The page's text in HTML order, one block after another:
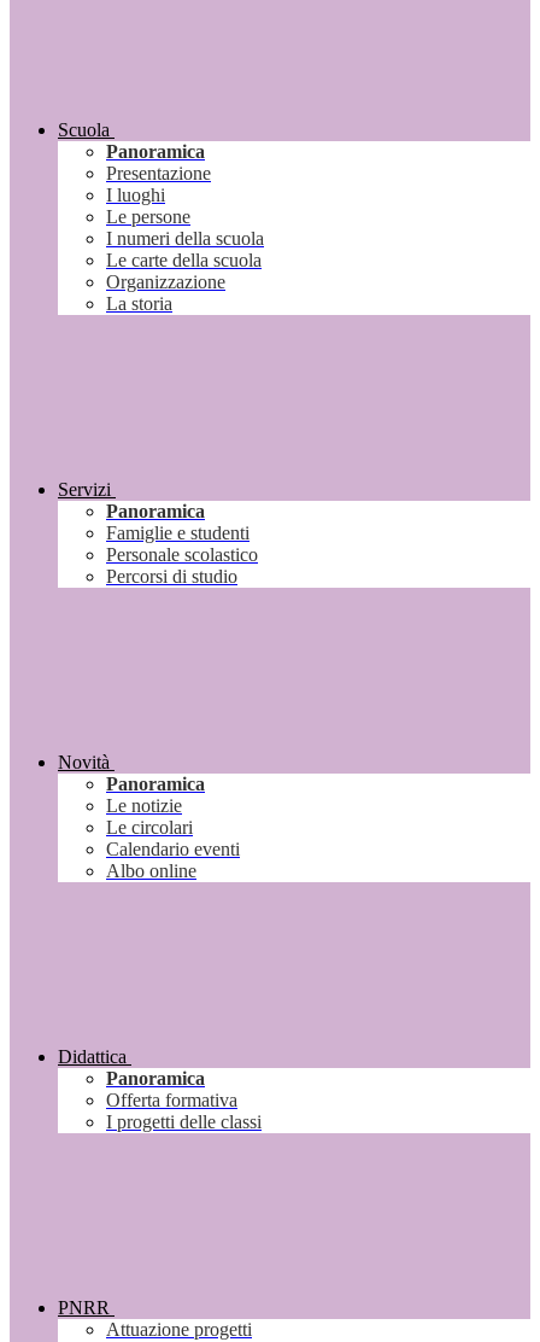
Scuola
Panoramica
Presentazione
I luoghi
Le persone
I numeri della scuola
Le carte della scuola
Organizzazione
La storia
Servizi
Panoramica
Famiglie e studenti
Personale scolastico
Percorsi di studio
Novità
Panoramica
Le notizie
Le circolari
Calendario eventi
Albo online
Didattica
Panoramica
Offerta formativa
I progetti delle classi
PNRR
Attuazione progetti